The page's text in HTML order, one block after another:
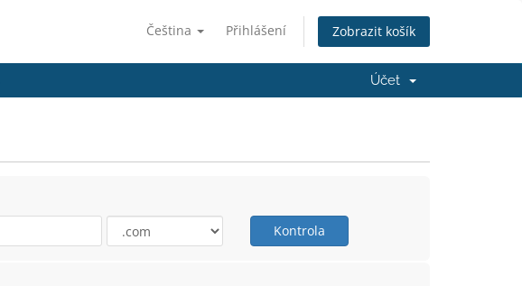
Čeština Přihlášení Zobrazit košík
Účet
Kontrola